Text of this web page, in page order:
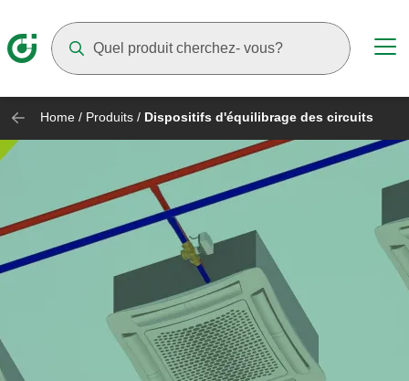
Home / Produits / Dispositifs d'équilibrage des circuits